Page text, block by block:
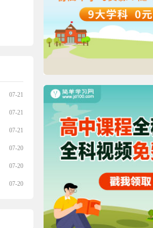
07-21
07-21
07-21
07-20
07-20
07-20